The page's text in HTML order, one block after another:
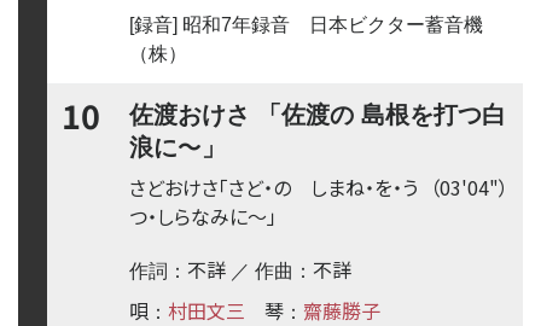
[録音] 昭和7年録音 日本ビクター蓄音機
（株）
10
佐渡おけさ 「佐渡の 島根を打つ白
浪に〜 」
（03'04"）
さどおけさ「さど・の しまね・を・う
つ・しらなみに〜 」
作詞： 不詳 ／ 作曲： 不詳
唄 ： 村田文三 琴 ： 齋藤勝子